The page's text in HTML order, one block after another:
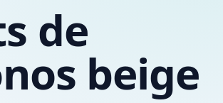
de
beige